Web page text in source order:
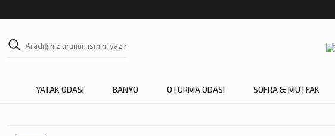
YATAK ODASI BANYO OTURMA ODASI SOFRA & MUTFAK